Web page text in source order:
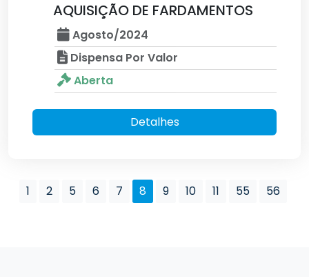
AQUISIÇÃO DE FARDAMENTOS
Agosto/2024
Dispensa Por Valor
Aberta
Detalhes
1 2 5 6 7 8 9 10 11 55 56